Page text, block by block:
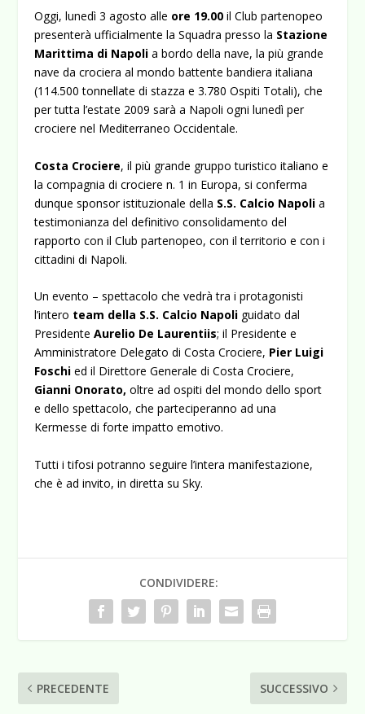
Oggi, lunedì 3 agosto alle ore 19.00 il Club partenopeo
presenterà ufficialmente la Squadra presso la Stazione
Marittima di Napoli a bordo della nave, la più grande
nave da crociera al mondo battente bandiera italiana
(114.500 tonnellate di stazza e 3.780 Ospiti Totali), che
per tutta l’estate 2009 sarà a Napoli ogni lunedì per
crociere nel Mediterraneo Occidentale.
Costa Crociere, il più grande gruppo turistico italiano e
la compagnia di crociere n. 1 in Europa, si conferma
dunque sponsor istituzionale della S.S. Calcio Napoli a
testimonianza del definitivo consolidamento del
rapporto con il Club partenopeo, con il territorio e con i
cittadini di Napoli.
Un evento – spettacolo che vedrà tra i protagonisti
l’intero team della S.S. Calcio Napoli guidato dal
PresidenteAurelio De Laurentiis; il Presidente e
Amministratore Delegato di Costa Crociere, Pier Luigi
Foschi ed il Direttore Generale di Costa Crociere,
Gianni Onorato, oltre ad ospiti del mondo dello sport
e dello spettacolo, che parteciperanno ad una
Kermesse di forte impatto emotivo.
Tutti i tifosi potranno seguire l’intera manifestazione,
che è ad invito, in diretta su Sky.
CONDIVIDERE:
PRECEDENTE SUCCESSIVO